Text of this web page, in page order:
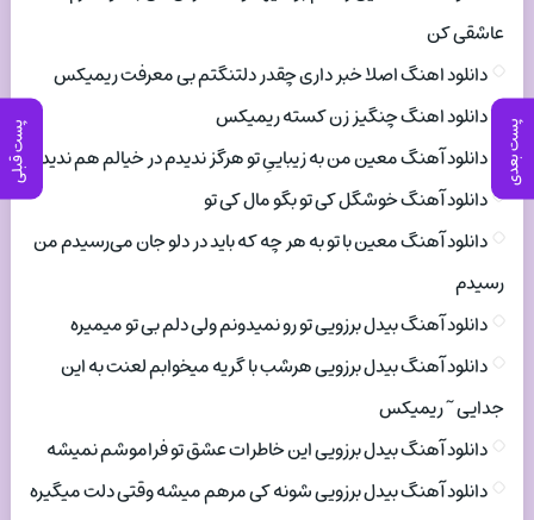
پست بعدی پست قبلی
عاشقی کن
دانلود اهنگ اصلا خبر داری چقدر دلتنگتم بی معرفت ریمیکس
دانلود اهنگ چنگیز زن کسته ریمیکس
دانلود آهنگ معین من به زیباییِ تو هرگز ندیدم در خیالم هم ندیدم
دانلود آهنگ خوشگل کی تو بگو مال کی تو
دانلود آهنگ معین با تو به هر چه که باید در دلو جان می‌رسیدم من
رسیدم
دانلود آهنگ بیدل برزویی تو رو نمیدونم ولی دلم بی تو میمیره
دانلود آهنگ بیدل برزویی هرشب با گریه میخوابم لعنت به این
جدایی ~ ریمیکس
دانلود آهنگ بیدل برزویی این خاطرات عشق تو فراموشم نمیشه
دانلود آهنگ بیدل برزویی شونه کی مرهم میشه وقتی دلت میگیره